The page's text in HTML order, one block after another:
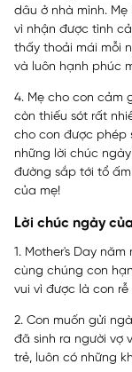
dâu ở nhà mình.
vì nhận được tình
thấy thoải mái mỗi
và luôn hạnh phúc
4. Mẹ cho con cảm
còn thiếu sót rất
cho con được phép
những lời chúc
đường sắp tới tổ
của mẹ!
Lời chúc ngày
1. Mother's Day
cùng chúng con
vui vì được là con
2. Con muốn gửi
đã sinh ra người vợ
trẻ, luôn có những